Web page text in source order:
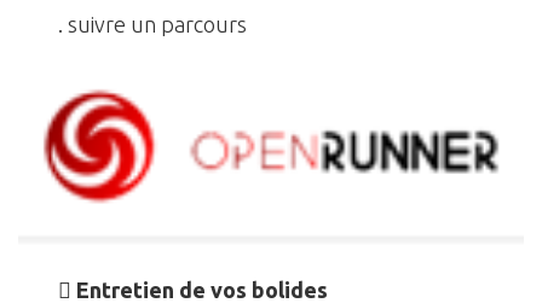
. suivre un parcours
 Entretien de vos bolides